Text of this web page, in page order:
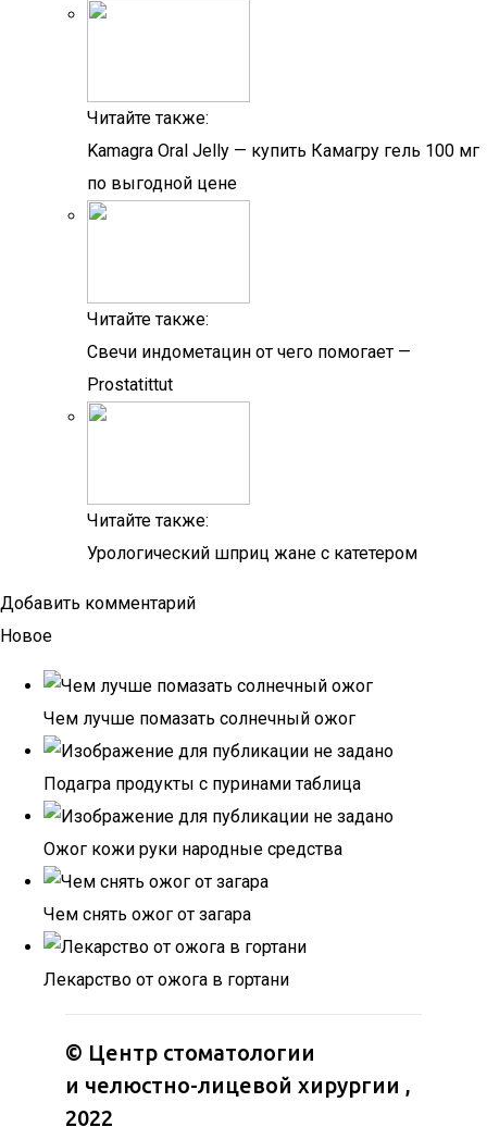
Читайте также:
Kamagra Oral Jelly — купить Камагру гель 100 мг
по выгодной цене
Читайте также:
Свечи индометацин от чего помогает —
Prostatittut
Читайте также:
Урологический шприц жане с катетером
Добавить комментарий
Новое
Чем лучше помазать солнечный ожог
Подагра продукты с пуринами таблица
Ожог кожи руки народные средства
Чем снять ожог от загара
Лекарство от ожога в гортани
© Центр стоматологии
и челюстно-лицевой хирургии ,
2022